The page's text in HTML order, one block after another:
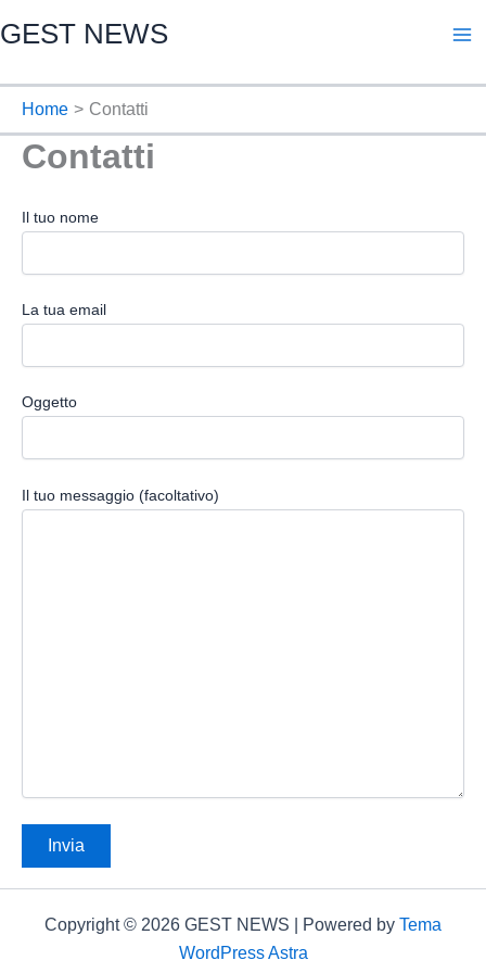
al
GEST NEWS
Home Contatti
Contatti
Il tuo nome
La tua email
Oggetto
Il tuo messaggio (facoltativo)
Copyright © 2026 GEST NEWS | Powered by Tema
WordPress Astra